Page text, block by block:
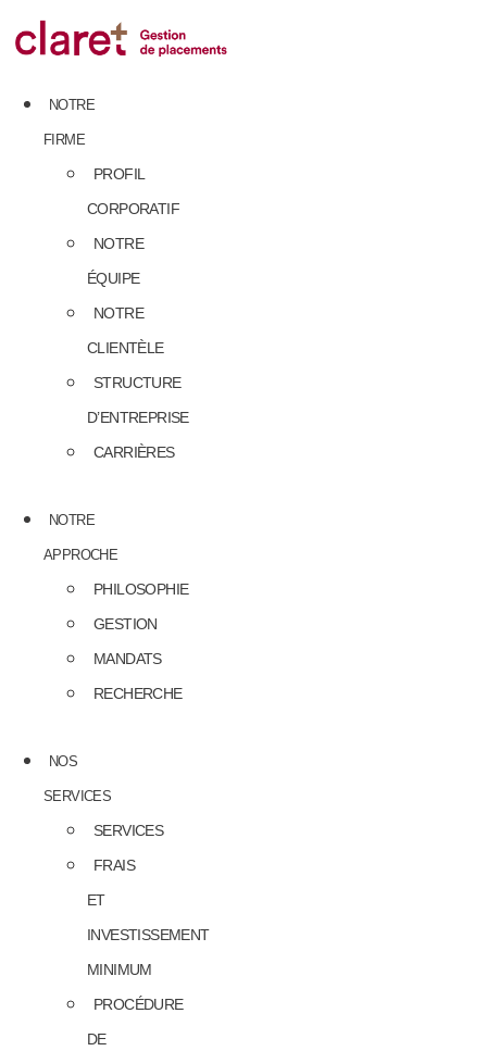
to
content
NOTRE
FIRME
PROFIL
CORPORATIF
NOTRE
ÉQUIPE
NOTRE
CLIENTÈLE
STRUCTURE
D’ENTREPRISE
CARRIÈRES
NOTRE
APPROCHE
PHILOSOPHIE
GESTION
MANDATS
RECHERCHE
NOS
SERVICES
SERVICES
FRAIS
ET
INVESTISSEMENT
MINIMUM
PROCÉDURE
DE